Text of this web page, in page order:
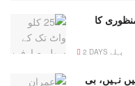
کا
2 DAYS پہلے
نہیں، بی